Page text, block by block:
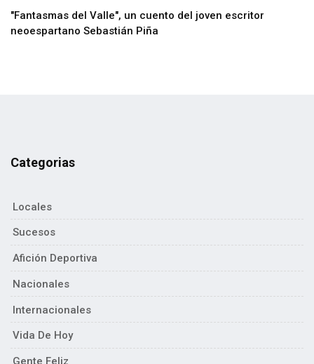
"Fantasmas del Valle", un cuento del joven escritor
neoespartano Sebastián Piña
Categorias
Locales
Sucesos
Afición Deportiva
Nacionales
Internacionales
Vida De Hoy
Gente Feliz